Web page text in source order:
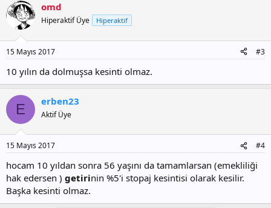
omd
Hiperaktif Üye Hiperaktif
15 Mayıs 2017 #3
10 yılın da dolmuşsa kesinti olmaz.
E erben23
Aktif Üye
15 Mayıs 2017 #4
hocam 10 yıldan sonra 56 yaşını da tamamlarsan (emekliliği
hak edersen ) getirinin %5'i stopaj kesintisi olarak kesilir.
Başka kesinti olmaz.